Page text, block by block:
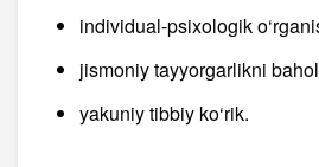
individual-psixologik
jismoniy tayyorgarlikni
yakuniy tibbiy ko‘rik.